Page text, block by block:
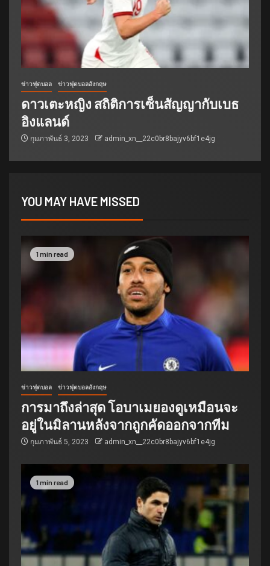
ข่าวฟุตบอล ข่าวฟุตบอลอังกฤษ
ดาวเตะหญิง สถิติการเซ็นสัญญากับเบธ
อิงแลนด์
กุมภาพันธ์ 3, 2023 admin_xn__22c0br8bajyv6bf1e4jg
YOU MAY HAVE MISSED
1 min read
ข่าวฟุตบอล ข่าวฟุตบอลอังกฤษ
การมาถึงล่าสุด โอบาเมยองดูเหมือนจะ
อยู่ในมิลานหลังจากถูกคัดออกจากทีม
กุมภาพันธ์ 5, 2023 admin_xn__22c0br8bajyv6bf1e4jg
1 min read